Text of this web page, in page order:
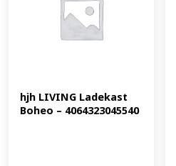
hjh LIVING Ladekast
Boheo – 4064323045540